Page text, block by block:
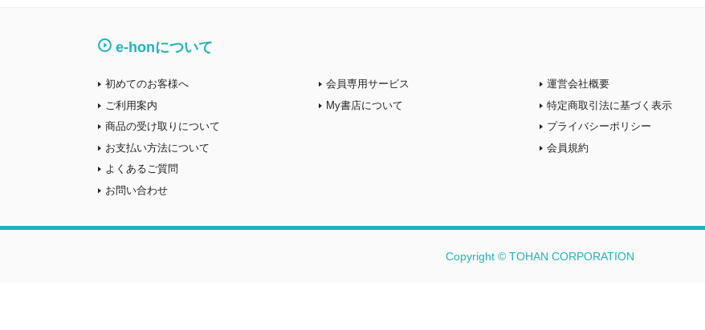
e-honについて
初めてのお客様へ
ご利用案内
商品の受け取りについて
お支払い方法について
よくあるご質問
お問い合わせ
会員専用サービス
My書店について
運営会社概要
特定商取引法に基づく表示
プライバシーポリシー
会員規約
Copyright © TOHAN CORPORATION